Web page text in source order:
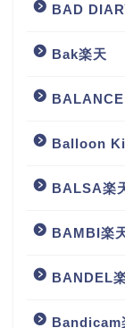
BAD
Bak楽天
Balloon
BALSA楽
BAMBI楽
BANDEL
Bandicam